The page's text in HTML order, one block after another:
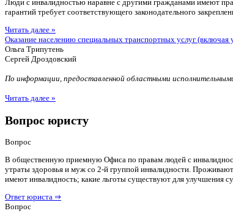
Люди с инвалидностью наравне с другими гражданами имеют
гарантий требует соответствующего законодательного
Читать далее »
Оказание населению специальных транспортных услуг (включая
Ольга Трипутень
Сергей Дроздовский
По информации, предоставленной областными
Читать далее »
Вопрос юристу
Вопрос
В общественную приемную Офиса по правам людей с
утраты здоровья и муж со 2-й группой инвалидности.
имеют инвалидность; какие льготы существуют для
Ответ юриста ⇒
Вопрос